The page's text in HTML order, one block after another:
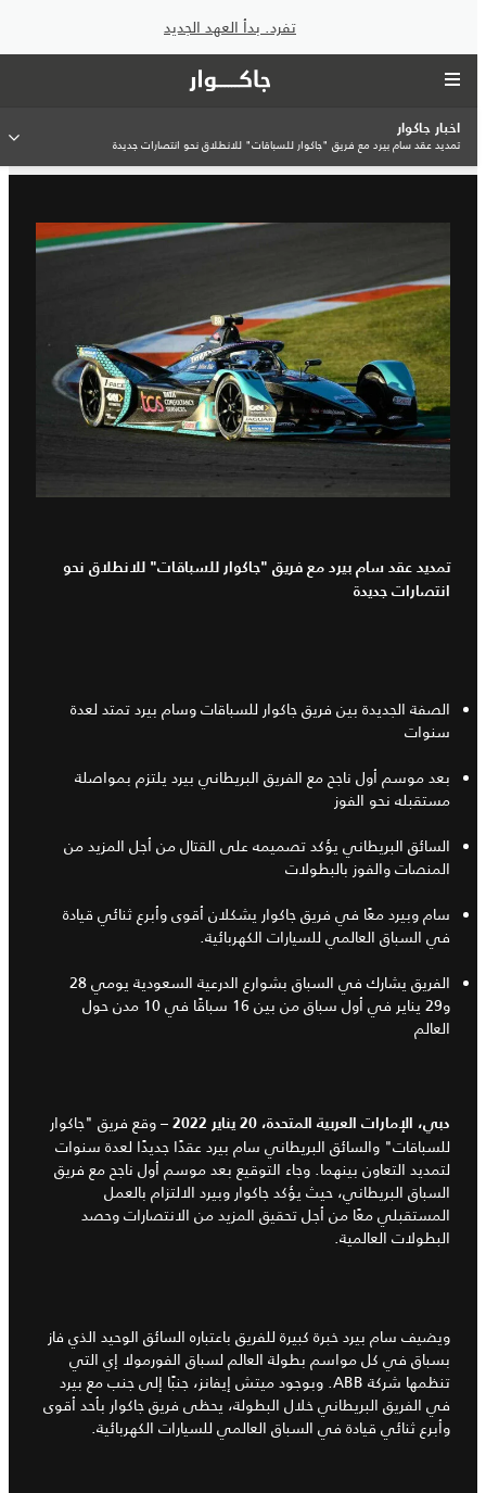
تفرد. بدأ العهد الجديد
اخبار جاكوار
تمديد عقد سام بيرد مع فريق "جاكوار للسباقات" للانطلاق نحو انتصارات جديدة
تمديد عقد سام بيرد مع فريق "جاكوار للسباقات" للانطلاق نحو
انتصارات جديدة
الصفة الجديدة بين فريق جاكوار للسباقات وسام بيرد تمتد لعدة
سنوات
بعد موسم أول ناجح مع الفريق البريطاني بيرد يلتزم بمواصلة
مستقبله نحو الفوز
السائق البريطاني يؤكد تصميمه على القتال من أجل المزيد من
المنصات والفوز بالبطولات
سام وبيرد معًا في فريق جاكوار يشكلان أقوى وأبرع ثنائي قيادة
في السباق العالمي للسيارات الكهربائية.
الفريق يشارك في السباق بشوارع الدرعية السعودية يومي 28
و29 يناير في أول سباق من بين 16 سباقًا في 10 مدن حول
العالم
دبي، الإمارات العربية المتحدة، 20 يناير 2022 –
وقع فريق "جاكوار
للسباقات" والسائق البريطاني سام بيرد عقدًا جديدًا لعدة سنوات
لتمديد التعاون بينهما. وجاء التوقيع بعد موسم أول ناجح مع فريق
السباق البريطاني، حيث يؤكد جاكوار وبيرد الالتزام بالعمل
المستقبلي معًا من أجل تحقيق المزيد من الانتصارات وحصد
البطولات العالمية.
ويضيف سام بيرد خبرة كبيرة للفريق باعتباره السائق الوحيد الذي فاز
بسباق في كل مواسم بطولة العالم لسباق الفورمولا إي التي
تنظمها شركة ABB. وبوجود ميتش إيفانز، جنبًا إلى جنب مع بيرد
في الفريق البريطاني خلال البطولة، يحظى فريق جاكوار بأحد أقوى
وأبرع ثنائي قيادة في السباق العالمي للسيارات الكهربائية.